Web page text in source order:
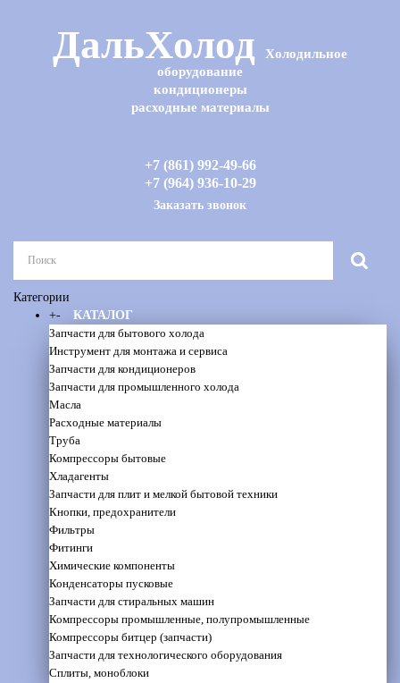
ДальХолод
Холодильное
оборудование
кондиционеры
расходные материалы
+7 (861) 992-49-66
+7 (964) 936-10-29
Заказать звонок
Категории
+-
КАТАЛОГ
Запчасти для бытового холода
Инструмент для монтажа и сервиса
Запчасти для кондиционеров
Запчасти для промышленного холода
Масла
Расходные материалы
Труба
Компрессоры бытовые
Хладагенты
Запчасти для плит и мелкой бытовой техники
Кнопки, предохранители
Фильтры
Фитинги
Химические компоненты
Конденсаторы пусковые
Запчасти для стиральных машин
Компрессоры промышленные, полупромышленные
Компрессоры битцер (запчасти)
Запчасти для технологического оборудования
Сплиты, моноблоки